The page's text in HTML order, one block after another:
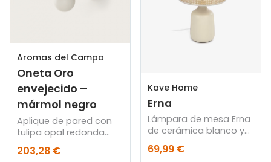
Aromas del Campo
Oneta Oro
envejecido –
mármol negro
Aplique de pared con
tulipa opal redonda
mármol negro
203,28 €
Kave Home
Erna
Lámpara de mesa Erna
de cerámica blanco y
bambú con acabado
natural
69,99 €